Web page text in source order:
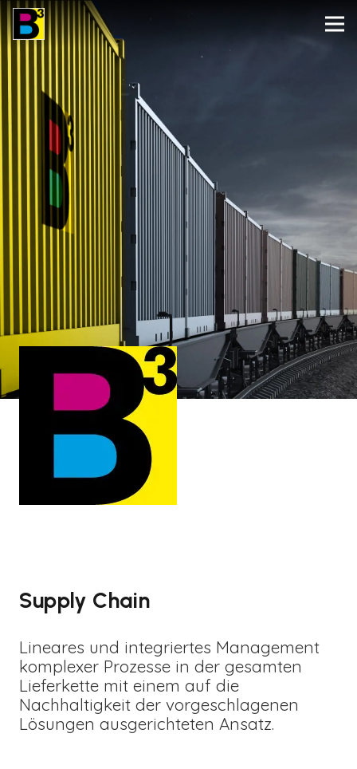
Supply Chain
Lineares und integriertes Management
komplexer Prozesse in der gesamten
Lieferkette mit einem auf die
Nachhaltigkeit der vorgeschlagenen
Lösungen ausgerichteten Ansatz.